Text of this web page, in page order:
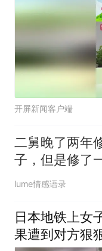
开屏新闻客户端
二舅晚了两年
子，但是修了
特的造型，真
lume情感语录
日本地铁上女
果遭到对方狠